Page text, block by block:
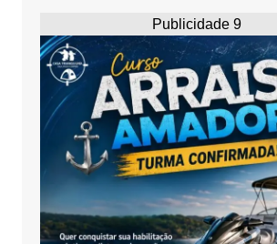
Publicidade 9